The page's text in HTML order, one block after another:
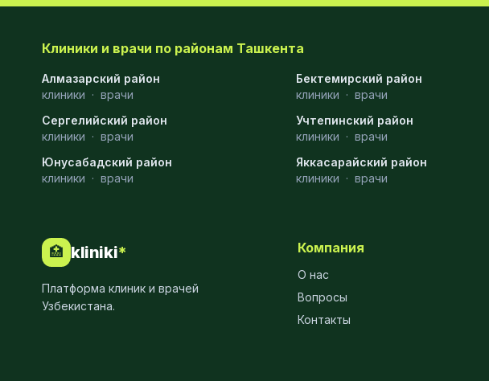
Психология 9
МРТ 9
Проктология
Флебология
Рентгенология
МСКТ
Клиники и врачи по районам Ташкента
Алмазарский район
клиники · врачи
Бектемирский район
клиники · врачи
Сергелийский район
клиники · врачи
Учтепинский район
клиники · врачи
Юнусабадский район
клиники · врачи
Яккасарайский район
клиники · врачи
🏥 kliniki*
Платформа клиник и врачей
Узбекистана.
Компания
О нас
Вопросы
Контакты